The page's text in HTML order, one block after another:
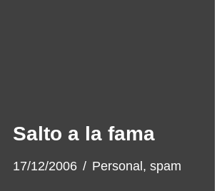
Salto a la fama
17/12/2006 Personal ,spam